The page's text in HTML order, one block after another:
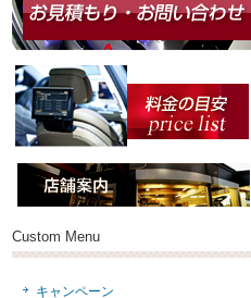
Custom Menu
キャンペーン